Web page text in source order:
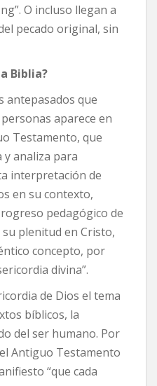
O incluso llegan a
pecado original, sin
Biblia?
antepasados que
aparece en
Testamento, que
y analiza para
interpretación de
en su contexto,
pedagógico de
plenitud en Cristo,
concepto, por
divina”.
de Dios el tema
bíblicos, la
del ser humano. Por
Antiguo Testamento
“que cada